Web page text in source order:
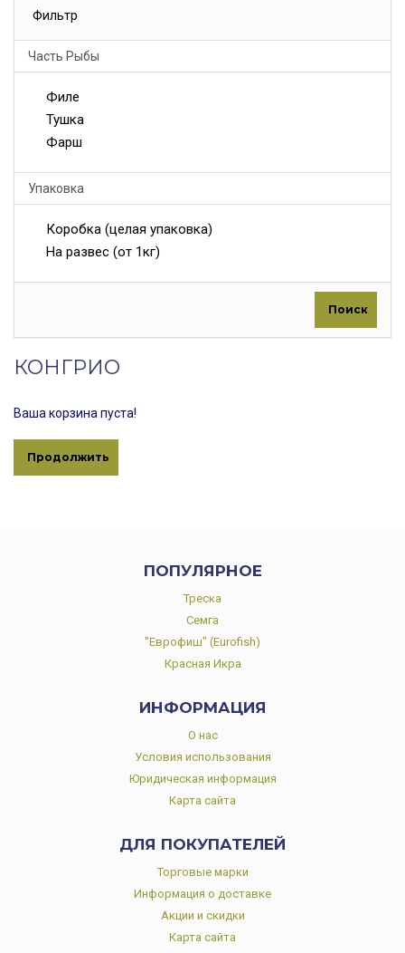
Фильтр
Часть Рыбы
Филе
Тушка
Фарш
Упаковка
Коробка (целая упаковка)
На развес (от 1кг)
Поиск
КОНГРИО
Ваша корзина пуста!
Продолжить
ПОПУЛЯРНОЕ
Треска
Семга
"Еврофиш" (Eurofish)
Красная Икра
ИНФОРМАЦИЯ
О нас
Условия использования
Юридическая информация
Карта сайта
ДЛЯ ПОКУПАТЕЛЕЙ
Торговые марки
Информация о доставке
Акции и скидки
Карта сайта